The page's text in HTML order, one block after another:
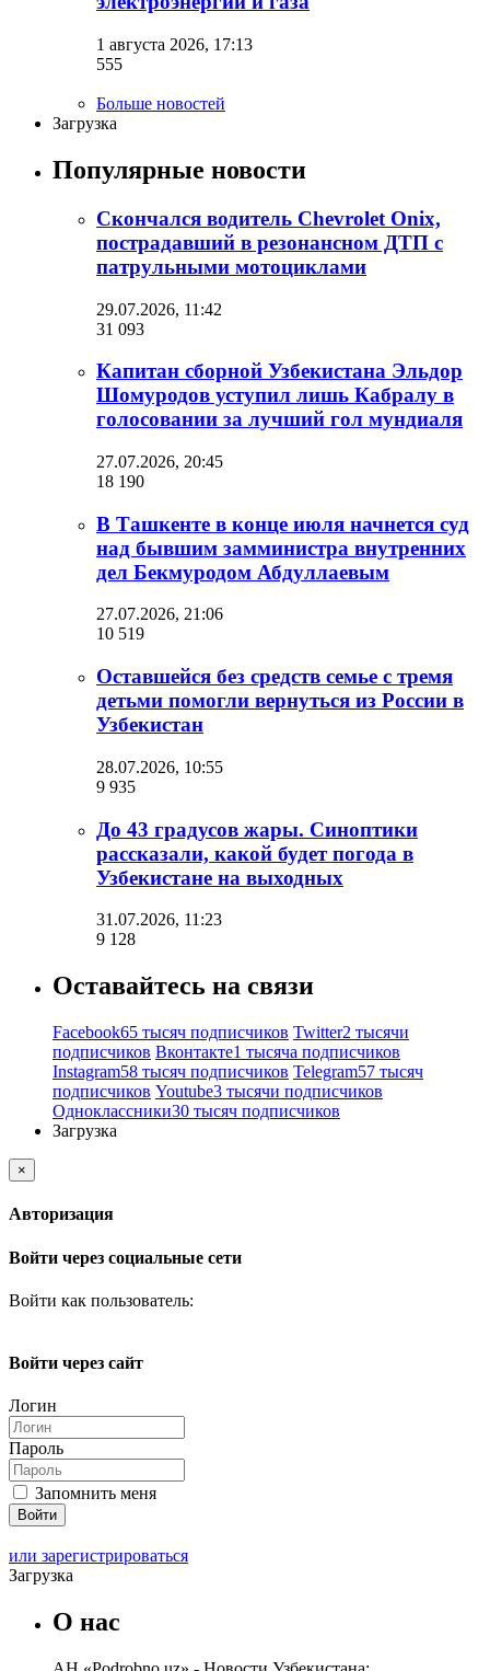
1 августа 2026, 17:13
555
Больше новостей
Загрузка
Популярные новости
Скончался водитель Chevrolet Onix,
пострадавший в резонансном ДТП с
патрульными мотоциклами
29.07.2026, 11:42
31 093
Капитан сборной Узбекистана Эльдор
Шомуродов уступил лишь Кабралу в
голосовании за лучший гол мундиаля
27.07.2026, 20:45
18 190
В Ташкенте в конце июля начнется суд
над бывшим замминистра внутренних
дел Бекмуродом Абдуллаевым
27.07.2026, 21:06
10 519
Оставшейся без средств семье с тремя
детьми помогли вернуться из России в
Узбекистан
28.07.2026, 10:55
9 935
До 43 градусов жары. Синоптики
рассказали, какой будет погода в
Узбекистане на выходных
31.07.2026, 11:23
9 128
Оставайтесь на связи
Facebook65 тысяч подписчиков Twitter2 тысячи
подписчиков Вконтакте1 тысяча подписчиков
Instagram58 тысяч подписчиков Telegram57 тысяч
подписчиков Youtube3 тысячи подписчиков
Одноклассники30 тысяч подписчиков
Загрузка
×
Авторизация
Войти через социальные сети
Войти как пользователь:
Войти через сайт
Логин
Пароль
Запомнить меня
или зарегистрироваться
Загрузка
О нас